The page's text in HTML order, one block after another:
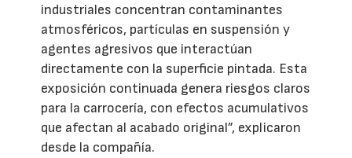
industriales concentran contaminantes
atmosféricos, partículas en suspensión y
agentes agresivos que interactúan
directamente con la superficie pintada. Esta
exposición continuada genera riesgos claros
para la carrocería, con efectos acumulativos
que afectan al acabado original”, explicaron
desde la compañía.